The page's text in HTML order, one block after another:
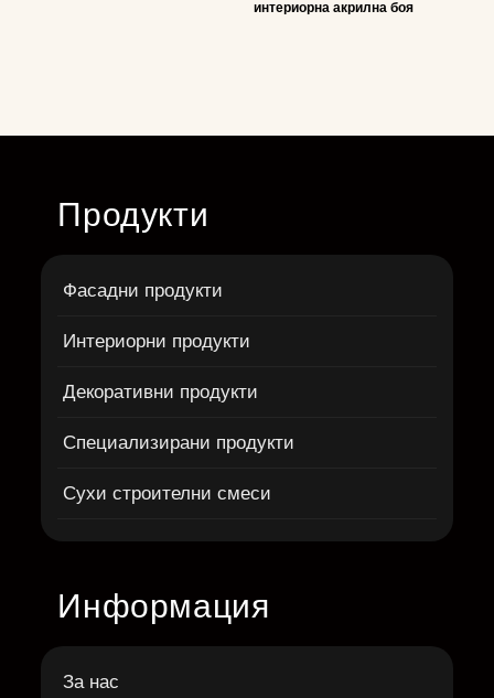
интериорна акрилна боя
Продукти
Фасадни продукти
Интериорни продукти
Декоративни продукти
Специализирани продукти
Сухи строителни смеси
Информация
За нас